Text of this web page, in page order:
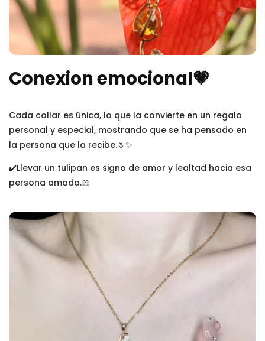
Conexion emocional💗
Cada collar es única, lo que la convierte en un regalo
personal y especial, mostrando que se ha pensado en
la persona que la recibe.🌷✨
✔️Llevar un tulipan es signo de amor y lealtad hacia esa
persona amada.🎀